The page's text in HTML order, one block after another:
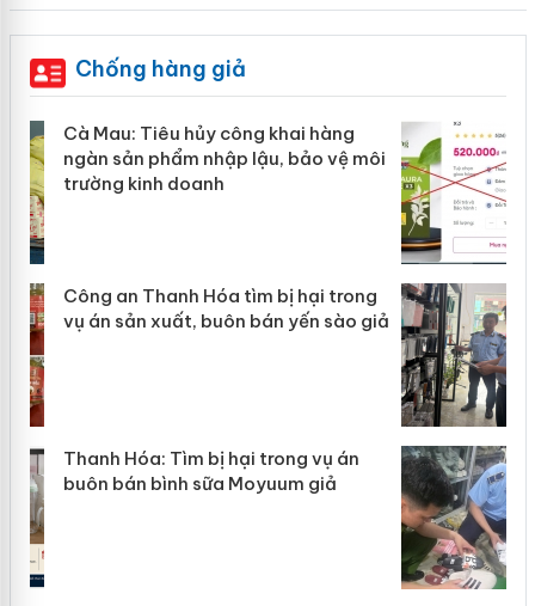
Chống hàng giả
Khẩn trương xác minh, xử lý sản phẩm
Slimaura Care x3 sử dụng giấy phép
giả mạo
Lào Cai xử lý 83 vụ vi phạm thương
mại trong tháng 7
Hưng Yên: Xử lý 6 hộ kinh doanh bán
hàng giả mạo nhãn hiệu Adidas, Nike